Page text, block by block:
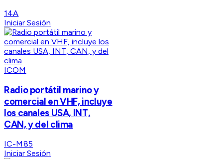
14A
Iniciar Sesión
ICOM
Radio portátil marino y
comercial en VHF, incluye
los canales USA, INT,
CAN, y del clima
IC-M85
Iniciar Sesión